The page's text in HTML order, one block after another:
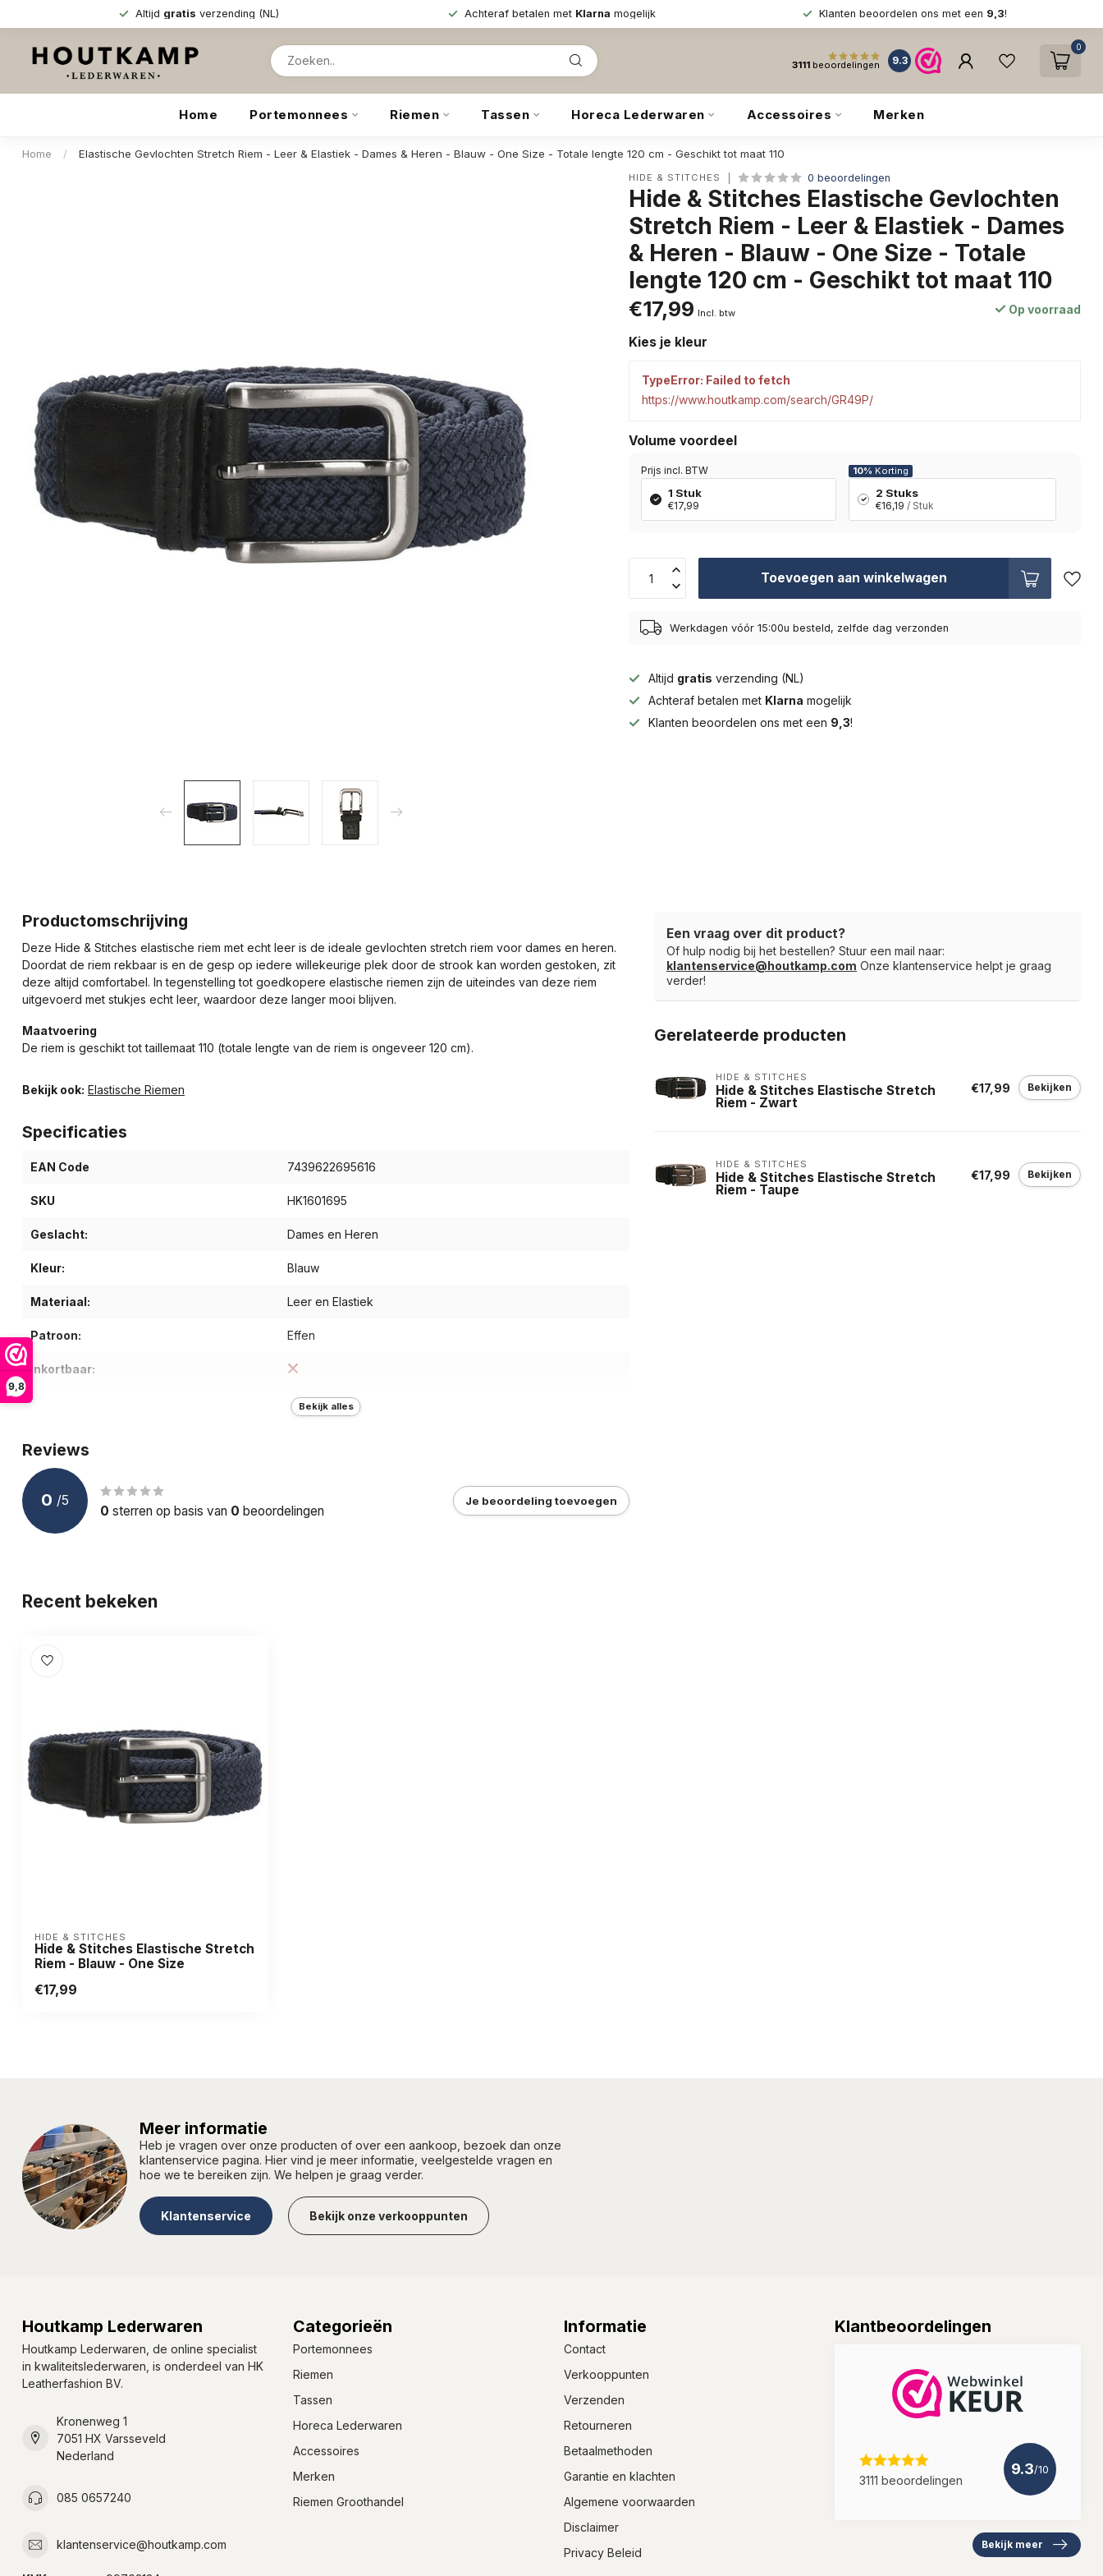
9,8
Altijd gratis verzending (NL) Achteraf betalen met Klarna mogelijk Klanten beoordelen ons met een 9,3!
3111 beoordelingen 9.3
0
Home Portemonnees Riemen Tassen Horeca Lederwaren Accessoires Merken
Home / Elastische Gevlochten Stretch Riem - Leer & Elastiek - Dames & Heren - Blauw - One Size - Totale lengte 120 cm - Geschikt tot maat 110
HIDE & STITCHES 0 beoordelingen
Hide & Stitches Elastische Gevlochten
Stretch Riem - Leer & Elastiek - Dames
& Heren - Blauw - One Size - Totale
lengte 120 cm - Geschikt tot maat 110
€17,99 Incl. btw Op voorraad
Kies je kleur
TypeError: Failed to fetch
https://www.houtkamp.com/search/GR49P/
Volume voordeel
Prijs incl. BTW
1 Stuk
€17,99
10% Korting
2 Stuks
€16,19 / Stuk
Toevoegen aan winkelwagen
Werkdagen vóór 15:00u besteld, zelfde dag verzonden
Altijd gratis verzending (NL)
Achteraf betalen met Klarna mogelijk
Klanten beoordelen ons met een 9,3!
Productomschrijving
Deze Hide & Stitches elastische riem met echt leer is de ideale gevlochten stretch riem voor dames en heren.
Doordat de riem rekbaar is en de gesp op iedere willekeurige plek door de strook kan worden gestoken, zit
deze altijd comfortabel. In tegenstelling tot goedkopere elastische riemen zijn de uiteindes van deze riem
uitgevoerd met stukjes echt leer, waardoor deze langer mooi blijven.
Maatvoering
De riem is geschikt tot taillemaat 110 (totale lengte van de riem is ongeveer 120 cm).
Bekijk ook: Elastische Riemen
Specificaties
EAN Code 7439622695616
SKU HK1601695
Geslacht: Dames en Heren
Kleur: Blauw
Materiaal: Leer en Elastiek
Patroon: Effen
Inkortbaar:
Type riem: Broekriem
Gewicht (g):
Doelgroep: Volwassenen
Bekijk alles
Reviews
0 /5
0 sterren op basis van 0 beoordelingen
Je beoordeling toevoegen
Een vraag over dit product?
Of hulp nodig bij het bestellen? Stuur een mail naar:
klantenservice@houtkamp.com Onze klantenservice helpt je graag
verder!
Gerelateerde producten
HIDE & STITCHES
Hide & Stitches Elastische Stretch
Riem - Zwart
€17,99 Bekijken
HIDE & STITCHES
Hide & Stitches Elastische Stretch
Riem - Taupe
€17,99 Bekijken
Recent bekeken
HIDE & STITCHES
Hide & Stitches Elastische Stretch
Riem - Blauw - One Size
€17,99
Meer informatie
Heb je vragen over onze producten of over een aankoop, bezoek dan onze
klantenservice pagina. Hier vind je meer informatie, veelgestelde vragen en
hoe we te bereiken zijn. We helpen je graag verder.
Klantenservice Bekijk onze verkooppunten
Houtkamp Lederwaren
Houtkamp Lederwaren, de online specialist
in kwaliteitslederwaren, is onderdeel van HK
Leatherfashion BV.
Kronenweg 1
7051 HX Varsseveld
Nederland
085 0657240
klantenservice@houtkamp.com
Categorieën
Portemonnees
Riemen
Tassen
Horeca Lederwaren
Accessoires
Merken
Riemen Groothandel
Informatie
Contact
Verkooppunten
Verzenden
Retourneren
Betaalmethoden
Garantie en klachten
Algemene voorwaarden
Disclaimer
Privacy Beleid
Klantbeoordelingen
3111 beoordelingen
9.3/10
Bekijk meer